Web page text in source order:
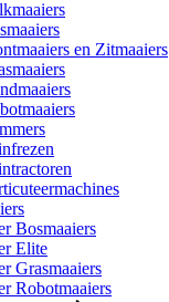
en Zitmaaiers
Bosmaaiers
Elite
Grasmaaiers
Robotmaaiers